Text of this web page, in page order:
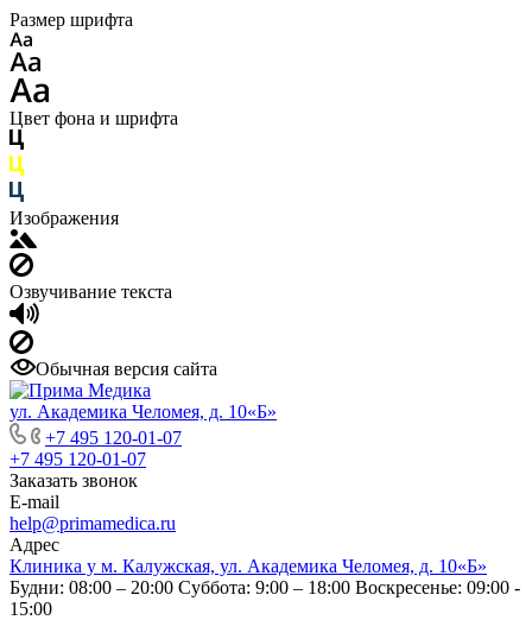
Размер шрифта
Цвет фона и шрифта
Изображения
Озвучивание текста
Обычная версия сайта
ул. Академика Челомея, д. 10«Б»
+7 495 120-01-07
+7 495 120-01-07
Заказать звонок
E-mail
help@primamedica.ru
Адрес
Клиника у м. Калужская, ул. Академика Челомея, д. 10«Б»
Будни: 08:00 – 20:00 Суббота: 9:00 – 18:00 Воскресенье: 09:00 -
15:00